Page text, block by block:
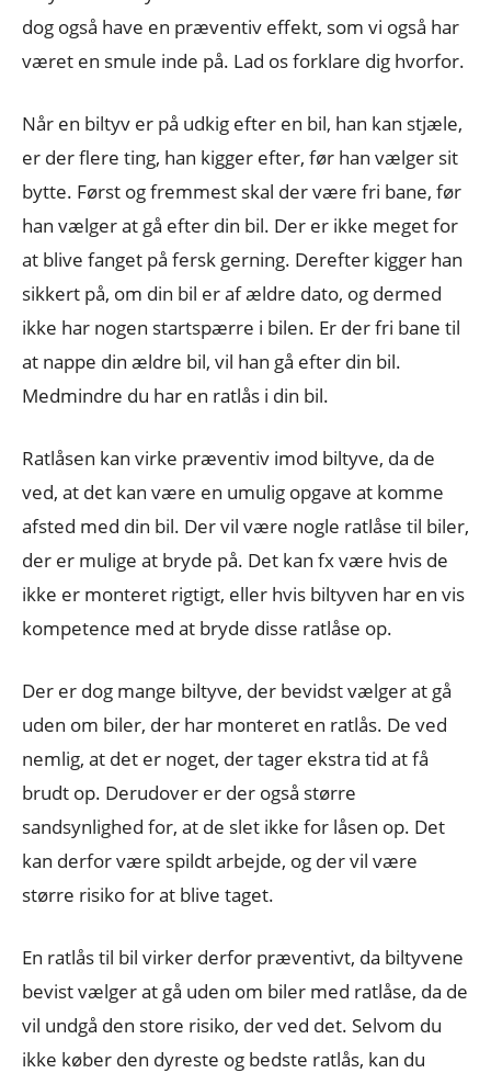
dog også have en præventiv effekt, som vi også har
været en smule inde på. Lad os forklare dig hvorfor.
Når en biltyv er på udkig efter en bil, han kan stjæle,
er der flere ting, han kigger efter, før han vælger sit
bytte. Først og fremmest skal der være fri bane, før
han vælger at gå efter din bil. Der er ikke meget for
at blive fanget på fersk gerning. Derefter kigger han
sikkert på, om din bil er af ældre dato, og dermed
ikke har nogen startspærre i bilen. Er der fri bane til
at nappe din ældre bil, vil han gå efter din bil.
Medmindre du har en ratlås i din bil.
Ratlåsen kan virke præventiv imod biltyve, da de
ved, at det kan være en umulig opgave at komme
afsted med din bil. Der vil være nogle ratlåse til biler,
der er mulige at bryde på. Det kan fx være hvis de
ikke er monteret rigtigt, eller hvis biltyven har en vis
kompetence med at bryde disse ratlåse op.
Der er dog mange biltyve, der bevidst vælger at gå
uden om biler, der har monteret en ratlås. De ved
nemlig, at det er noget, der tager ekstra tid at få
brudt op. Derudover er der også større
sandsynlighed for, at de slet ikke for låsen op. Det
kan derfor være spildt arbejde, og der vil være
større risiko for at blive taget.
En ratlås til bil virker derfor præventivt, da biltyvene
bevist vælger at gå uden om biler med ratlåse, da de
vil undgå den store risiko, der ved det. Selvom du
ikke køber den dyreste og bedste ratlås, kan du